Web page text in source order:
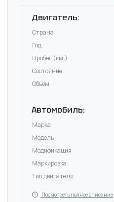
Двигатель:
Страна
Год
Пробег (км.)
Состояние
Объём
Автомобиль:
Марка
Модель
Модификация
Маркировка
Тип двигателя
Посмотреть полное описание